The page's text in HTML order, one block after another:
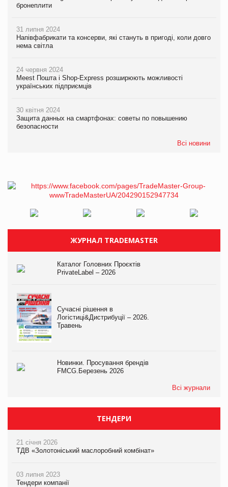
бронеплити
31 липня 2024
Напівфабрикати та консерви, які стануть в пригоді, коли довго
нема світла
24 червня 2024
Meest Пошта і Shop-Express розширюють можливості
українських підприємців
30 квітня 2024
Защита данных на смартфонах: советы по повышению
безопасности
Всі новини
ЖУРНАЛ TRADEMASTER
Каталог Головних Проєктів
PrivateLabel – 2026
Сучасні рішення в
Логістиці&Дистрибуції – 2026.
Травень
Новинки. Просування брендів
FMCG.Березень 2026
Всі журнали
ТЕНДЕРИ
21 січня 2026
ТДВ «Золотоніський маслоробний комбінат»
03 липня 2023
Тендери компанії